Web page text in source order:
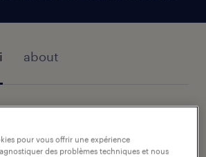
about
pour vous offrir une expérience
des problèmes techniques et nous